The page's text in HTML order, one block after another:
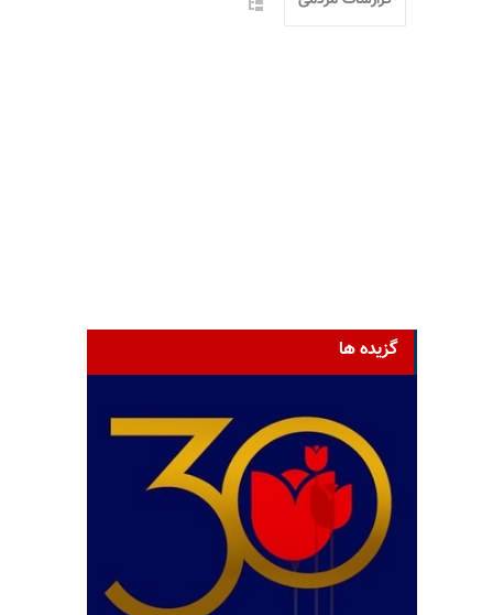
گزیده ها